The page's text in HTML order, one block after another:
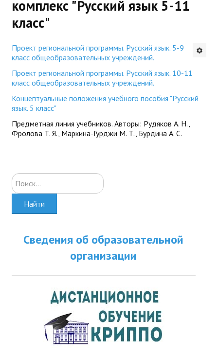
"Боевая" русистика
Будни института
АНОНСЫ
ИНСТИТУТ
В ПОМОЩЬ УЧИТЕЛЮ
Организация УВП
Карта ГИА РК
Советуем прочитать
Готовимся к новому учебному году 2026-2027
ДПО
Профессиональная переподготовка
КОНТАКТЫ
комплекс "Русский язык 5-11
класс"
Проект региональной программы. Русский язык. 5-9
класс общеобразовательных учреждений.
Проект региональной программы. Русский язык. 10-11
класс общеобразовательных учреждений.
Концептуальные положения учебного пособия "Русский
язык. 5 класс"
Предметная линия учебников. Авторы: Рудяков А. Н.,
Фролова Т. Я., Маркина-Гурджи М. Т., Бурдина А. С.
Искать...
Найти
Сведения об образовательной
организации